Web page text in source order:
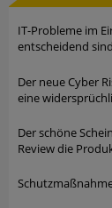
IT-Probleme im
entscheidend sind
Der neue Cyber
eine
Der schöne
Review die